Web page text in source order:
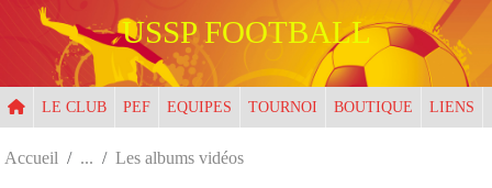
USSP FOOTBALL
LE CLUB PEF EQUIPES TOURNOI BOUTIQUE LIENS
Accueil Les albums vidéos
Panneau de gestion des cookies